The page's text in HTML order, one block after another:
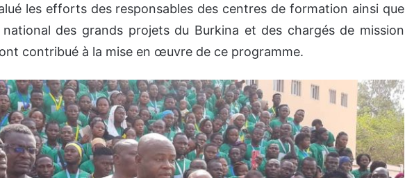
les efforts des responsables des centres de formation ainsi que
national des grands projets du Burkina et des chargés de mission
ont contribué à la mise en œuvre de ce programme.